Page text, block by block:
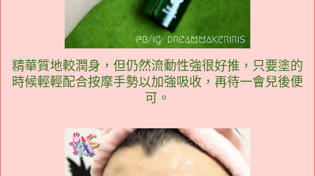
精華質地較潤身，但仍然流動性強很好推，只要塗的
時候輕輕配合按摩手勢以加強吸收，再待一會兒後便
可。